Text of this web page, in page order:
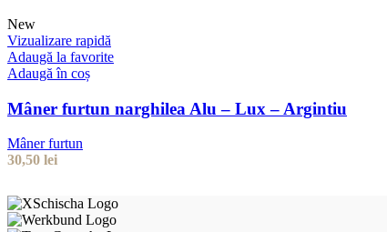
New
Vizualizare rapidă
Adaugă la favorite
Adaugă în coș
Mâner furtun narghilea Alu – Lux – Argintiu
Mâner furtun
30,50 lei